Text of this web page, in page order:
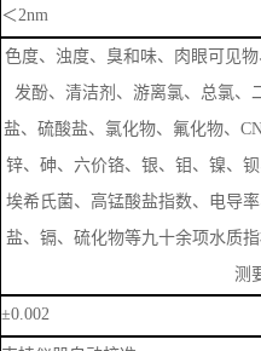
＜2nm
色度、浊度、臭和味、肉眼可见物
发酚、清洁剂、游离氯、总氯、
盐、硫酸盐、氯化物、氟化物、
锌、砷、六价铬、银、钼、镍、
埃希氏菌、高锰酸盐指数、电导
盐、镉、硫化物等九十余项水质
测
±0.002